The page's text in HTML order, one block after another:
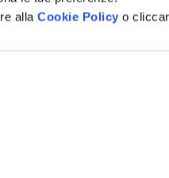
alla Cookie Policy o